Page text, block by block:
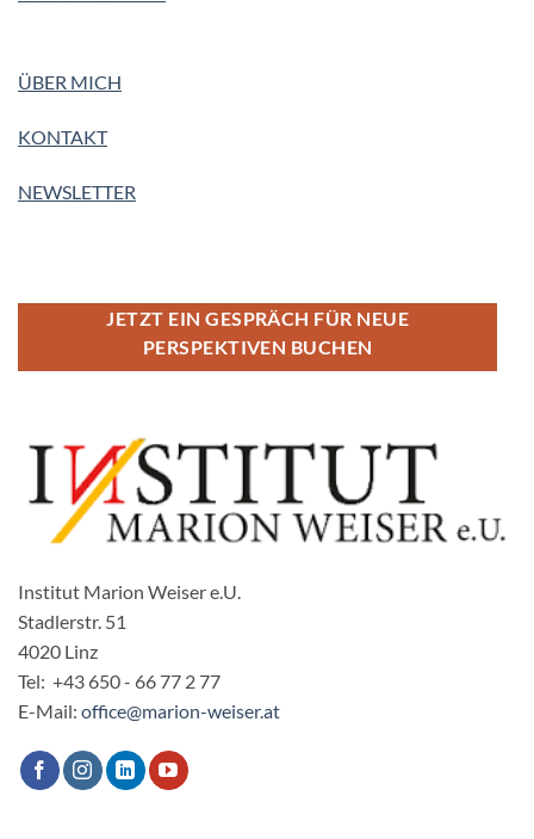
ÜBER MICH
KONTAKT
NEWSLETTER
JETZT EIN GESPRÄCH FÜR NEUE
PERSPEKTIVEN BUCHEN
Institut Marion Weiser e.U.
Stadlerstr. 51
4020 Linz
Tel: +43 650 - 66 77 2 77
E-Mail: office@marion-weiser.at